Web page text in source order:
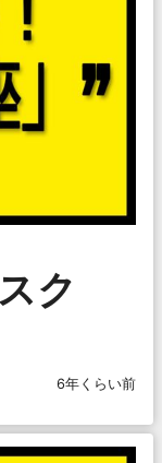
ク
6年くらい前